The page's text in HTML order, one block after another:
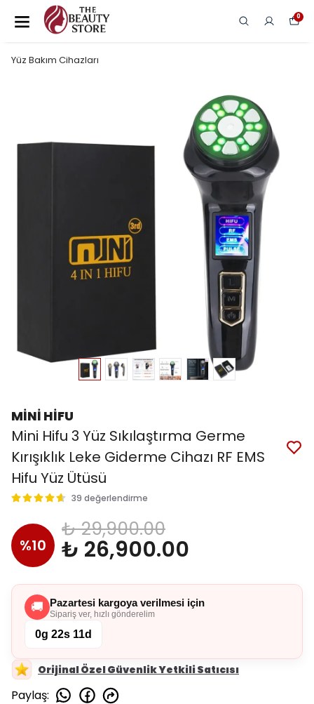
0
Yüz Bakım Cihazları
MİNİ HİFU
Mini Hifu 3 Yüz Sıkılaştırma Germe
Kırışıklık Leke Giderme Cihazı RF EMS
Hifu Yüz Ütüsü
39 değerlendirme
%10
₺ 29,900.00
₺ 26,900.00
🚚 Pazartesi kargoya verilmesi için
Sipariş ver, hızlı gönderelim
0g 22s 11d
Orijinal Özel Güvenlik Yetkili Satıcısı
Paylaş: